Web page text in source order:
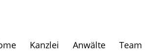
Kanzlei Anwälte Team